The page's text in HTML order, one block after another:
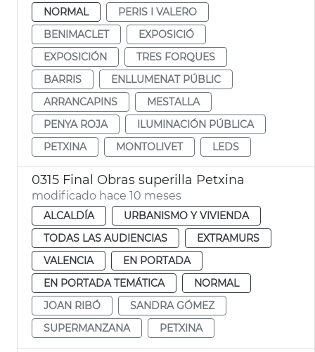
NORMAL
PERIS I VALERO
BENIMACLET
EXPOSICIÓ
EXPOSICIÓN
TRES FORQUES
BARRIS
ENLLUMENAT PÚBLIC
ARRANCAPINS
MESTALLA
PENYA ROJA
ILUMINACIÓN PÚBLICA
PETXINA
MONTOLIVET LEDS
0315 Final Obras superilla Petxina
modificado hace 10 meses
ALCALDÍA
URBANISMO Y VIVIENDA
TODAS LAS AUDIENCIAS
EXTRAMURS
VALENCIA
EN PORTADA
EN PORTADA TEMÁTICA
NORMAL
JOAN RIBÓ
SANDRA GÓMEZ
SUPERMANZANA
PETXINA